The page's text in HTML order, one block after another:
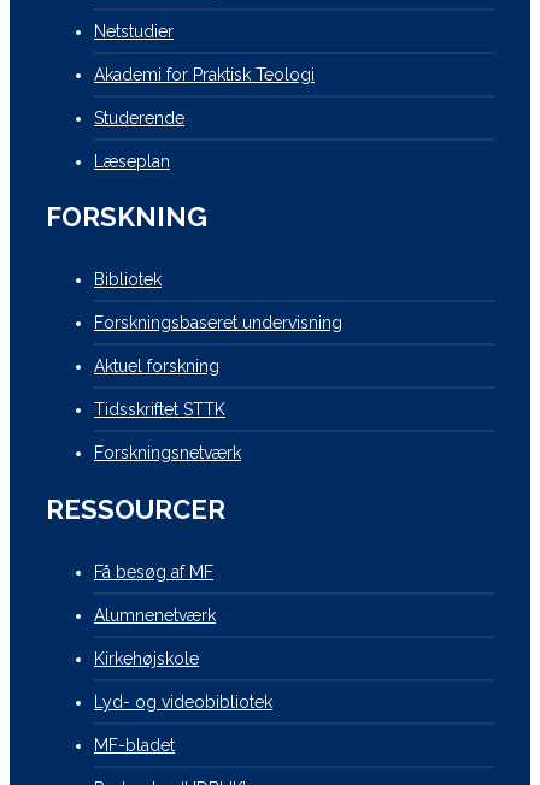
Netstudier
Akademi for Praktisk Teologi
Studerende
Læseplan
FORSKNING
Bibliotek
Forskningsbaseret undervisning
Aktuel forskning
Tidsskriftet STTK
Forskningsnetværk
RESSOURCER
Få besøg af MF
Alumnenetværk
Kirkehøjskole
Lyd- og videobibliotek
MF-bladet